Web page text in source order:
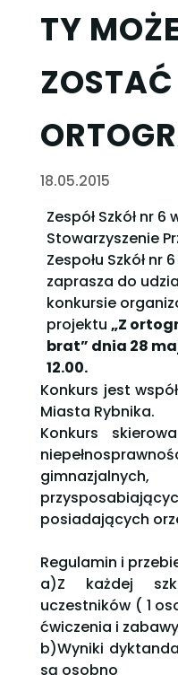
TY
18.05.2015
Zespół Szkół nr 6
Stowarzyszenie
Zespołu Szkół nr
zaprasza do
konkursie
projektu „Z
brat” dnia 28
12.00.
Konkurs jest
Miasta Rybnika.
Konkurs
posiadających
Regulamin i
a)Z każdej
uczestników ( 1
ćwiczenia i
b)Wyniki
są osobno